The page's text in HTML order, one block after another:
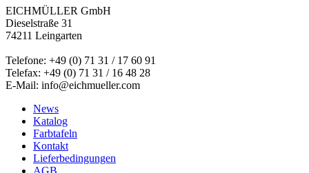
EICHMÜLLER GmbH
Dieselstraße 31
74211 Leingarten
Telefone: +49 (0) 71 31 / 17 60 91
Telefax: +49 (0) 71 31 / 16 48 28
E-Mail: info@eichmueller.com
News
Katalog
Farbtafeln
Kontakt
Lieferbedingungen
AGB